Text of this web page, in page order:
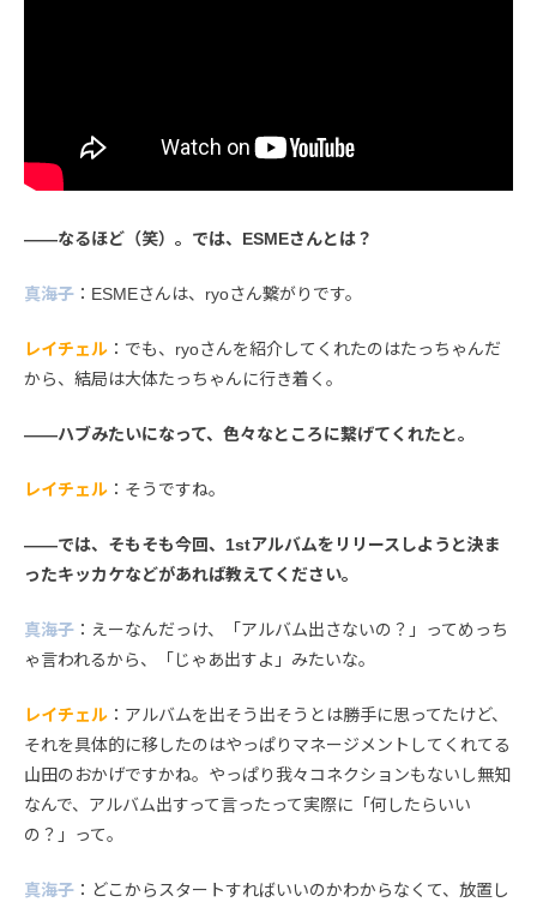
――なるほど（笑）。では、ESMEさんとは？
真海子 ：ESMEさんは、ryoさん繋がりです。
レイチェル ：でも、ryoさんを紹介してくれたのはたっちゃんだ
から、結局は大体たっちゃんに行き着く。
――ハブみたいになって、色々なところに繋げてくれたと。
レイチェル ：そうですね。
――では、そもそも今回、1stアルバムをリリースしようと決ま
ったキッカケなどがあれば教えてください。
真海子 ：えーなんだっけ、「アルバム出さないの？」ってめっち
ゃ言われるから、「じゃあ出すよ」みたいな。
レイチェル ：アルバムを出そう出そうとは勝手に思ってたけど、
それを具体的に移したのはやっぱりマネージメントしてくれてる
山田のおかげですかね。やっぱり我々コネクションもないし無知
なんで、アルバム出すって言ったって実際に「何したらいい
の？」って。
真海子 ：どこからスタートすればいいのかわからなくて、放置し